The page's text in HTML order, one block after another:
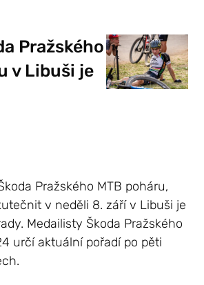
Pražského
v Libuši je
Pražského MTB poháru,
v neděli 8. září v Libuši je
Medailisty Škoda Pražského
určí aktuální pořadí po pěti